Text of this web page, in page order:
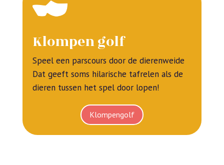
Klompen golf
Speel een parscours door de dierenweide
Dat geeft soms hilarische tafrelen als de
dieren tussen het spel door lopen!
Klompengolf